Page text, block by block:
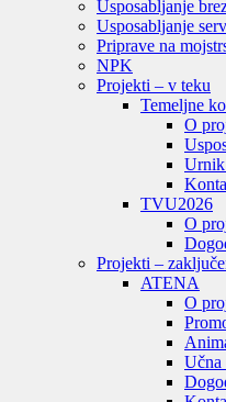
Usposabljanje
Usposabljanje
Priprave na
NPK
Projekti – v teku
Temeljne
O
Urnik
TVU2026
O
Projekti –
ATENA
O
Učna